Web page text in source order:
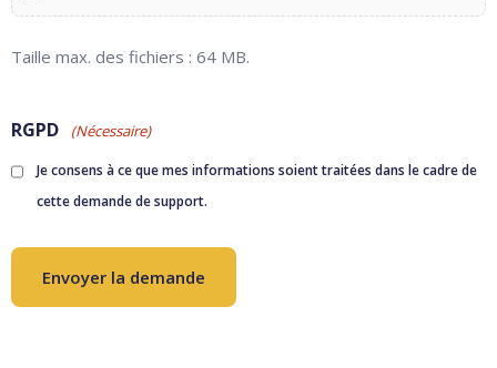
Taille max. des fichiers : 64 MB.
RGPD (Nécessaire)
Je consens à ce que mes informations soient traitées dans le cadre de
cette demande de support.